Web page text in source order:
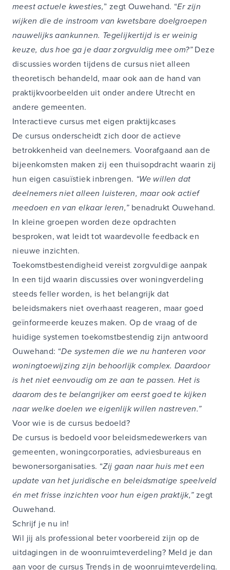
meest actuele kwesties,” zegt Ouwehand. “Er zijn
wijken die de instroom van kwetsbare doelgroepen
nauwelijks aankunnen. Tegelijkertijd is er weinig
keuze, dus hoe ga je daar zorgvuldig mee om?”Deze
discussies worden tijdens de cursus niet alleen
theoretisch behandeld, maar ook aan de hand van
praktijkvoorbeelden uit onder andere Utrecht en
andere gemeenten.
Interactieve cursus met eigen praktijkcases
De cursus onderscheidt zich door de actieve
betrokkenheid van deelnemers. Voorafgaand aan de
bijeenkomsten maken zij een thuisopdracht waarin zij
hun eigen casuïstiek inbrengen. “We willen dat
deelnemers niet alleen luisteren, maar ook actief
meedoen en van elkaar leren,”benadrukt Ouwehand.
In kleine groepen worden deze opdrachten
besproken, wat leidt tot waardevolle feedback en
nieuwe inzichten.
Toekomstbestendigheid vereist zorgvuldige aanpak
In een tijd waarin discussies over woningverdeling
steeds feller worden, is het belangrijk dat
beleidsmakers niet overhaast reageren, maar goed
geïnformeerde keuzes maken. Op de vraag of de
huidige systemen toekomstbestendig zijn antwoord
Ouwehand: “De systemen die we nu hanteren voor
woningtoewijzing zijn behoorlijk complex. Daardoor
is het niet eenvoudig om ze aan te passen. Het is
daarom des te belangrijker om eerst goed te kijken
naar welke doelen we eigenlijk willen nastreven.”
Voor wie is de cursus bedoeld?
De cursus is bedoeld voor beleidsmedewerkers van
gemeenten, woningcorporaties, adviesbureaus en
bewonersorganisaties. “Zij gaan naar huis met een
update van het juridische en beleidsmatige speelveld
én met frisse inzichten voor hun eigen praktijk,”zegt
Ouwehand.
Schrijf je nu in!
Wil jij als professional beter voorbereid zijn op de
uitdagingen in de woonruimteverdeling? Meld je dan
aan voor de cursus Trends in de woonruimteverdeling.